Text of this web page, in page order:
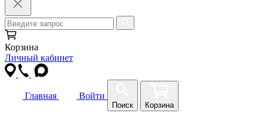
Корзина
Личный кабинет
Главная Войти
Поиск Корзина